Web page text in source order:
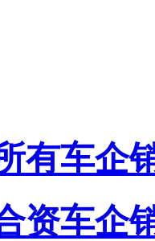
有车企
资车企